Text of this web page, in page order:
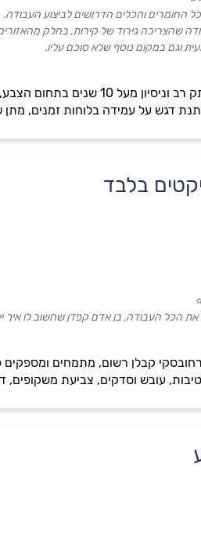
זיו עיצובים הינה חברה
דגש על עמידה בלוחות זמנים,
החומרים והכלים הדרושים לביצוע העבודה.
שהצריכה גירוד של קירות, בחלק
וגם במקום נוסף שלא סוכם עליו.
לוודא שהכול תקין, אמר שאם בעוד זמן מה
למחירי השוק.
בלבד
קבלן רשום, מתמחים
עובש וסדקים, צביעת משקופים,
הכל העבודה, בן אדם קפדן שחשוב לו איך